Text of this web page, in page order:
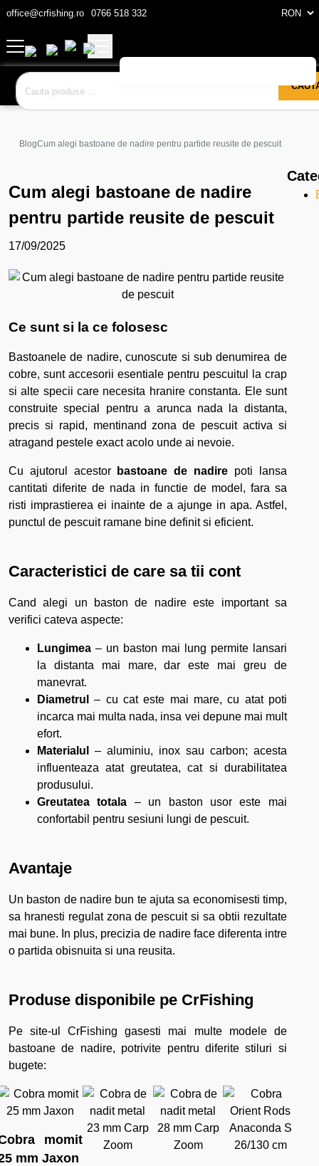
office@crfishing.ro 0766 518 332
BlogCum alegi bastoane de nadire pentru partide reusite de pescuit
Cum alegi bastoane de nadire
pentru partide reusite de pescuit
17/09/2025
Ce sunt si la ce folosesc
Bastoanele de nadire, cunoscute si sub denumirea de
cobre, sunt accesorii esentiale pentru pescuitul la crap
si alte specii care necesita hranire constanta. Ele sunt
construite special pentru a arunca nada la distanta,
precis si rapid, mentinand zona de pescuit activa si
atragand pestele exact acolo unde ai nevoie.
Cu ajutorul acestor bastoane de nadire poti lansa
cantitati diferite de nada in functie de model, fara sa
risti imprastierea ei inainte de a ajunge in apa. Astfel,
punctul de pescuit ramane bine definit si eficient.
Caracteristici de care sa tii cont
Cand alegi un baston de nadire este important sa
verifici cateva aspecte:
Lungimea– un baston mai lung permite lansari
la distanta mai mare, dar este mai greu de
manevrat.
Diametrul
– cu cat este mai mare, cu atat poti
incarca mai multa nada, insa vei depune mai mult
efort.
Materialul
– aluminiu, inox sau carbon; acesta
influenteaza atat greutatea, cat si durabilitatea
produsului.
Greutatea totala – un baston usor este mai
confortabil pentru sesiuni lungi de pescuit.
Avantaje
Un baston de nadire bun te ajuta sa economisesti timp,
sa hranesti regulat zona de pescuit si sa obtii rezultate
mai bune. In plus, precizia de nadire face diferenta intre
o partida obisnuita si una reusita.
Produse disponibile pe CrFishing
Pe site-ul CrFishing gasesti mai multe modele de
bastoane de nadire, potrivite pentru diferite stiluri si
bugete:
momit
mm Jaxon